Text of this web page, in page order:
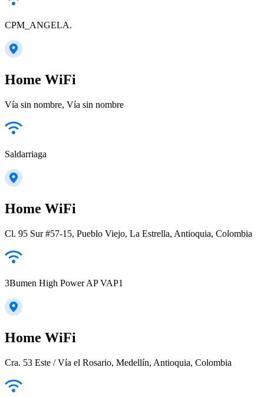
CPM_ANGELA.
Home WiFi
Vía sin nombre, Vía sin nombre
Saldarriaga
Home WiFi
Cl. 95 Sur #57-15, Pueblo Viejo, La Estrella, Antioquia, Colombia
3Bumen High Power AP VAP1
Home WiFi
Cra. 53 Este / Vía el Rosario, Medellín, Antioquia, Colombia